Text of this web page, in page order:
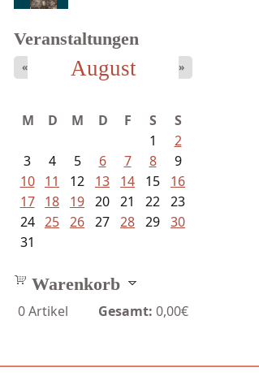
Veranstaltungen
August
« »
M D M D F S
S
1
2
3
4 5 6 7 8
9
10
11 12 13 14 15
16
17
18 19 20 21 22 23
24 25 26 27 28 29 30
31
Warenkorb
0Artikel Gesamt: 0,00€